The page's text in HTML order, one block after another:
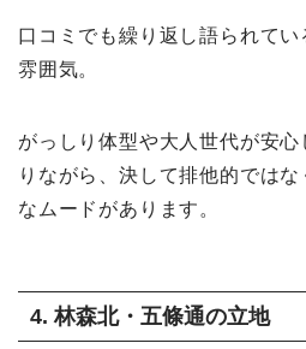
口コミでも繰り返し語られて
雰囲気。
がっしり体型や大人世代が安
りながら、決して排他的では
なムードがあります。
4. 林森北・五條通の立地